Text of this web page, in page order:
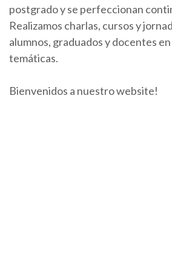
postgrado y se perfeccionan
Realizamos charlas, cursos y
alumnos, graduados y docentes
temáticas.
Bienvenidos a nuestro website!